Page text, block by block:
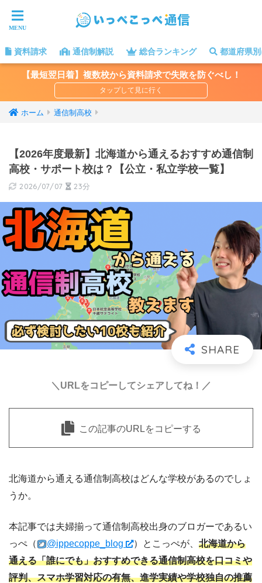
資料請求 通信制解説 総合ランキング 都道府県
【最短翌日着】複数校から資料請求で失敗を防ぐべし！
ホーム 通信制高校
【2026年度最新】北海道から通えるおすすめ通信制
高校・サポート校は？【公立・私立学校一覧】
2026/07/07 23分
＼URLをコピーしてシェアしてね！／
この記事のURLをコピーする
北海道から通える通信制高校はどんな学校があるのでしょ
うか。
本記事では夫婦揃って通信制高校出身のブロガーであるい
っぺ（
@ippecoppe_blog ）とこっぺが、 北海道から
通える「誰にでも」おすすめできる通信制高校を口コミや
評判、スマホ学習対応の有無、進学実績や学校独自の推薦